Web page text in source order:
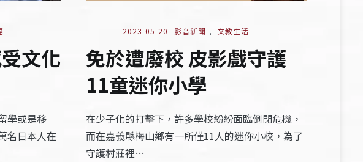
文化
學或是移
名日本人在
2023-05-20 影音新聞 , 文教生活
免於遭廢校 皮影戲守護
11童迷你小學
在少子化的打擊下，許多學校紛紛面臨倒閉危機，
而在嘉義縣梅山鄉有一所僅11人的迷你小校，為了
守護村莊裡…